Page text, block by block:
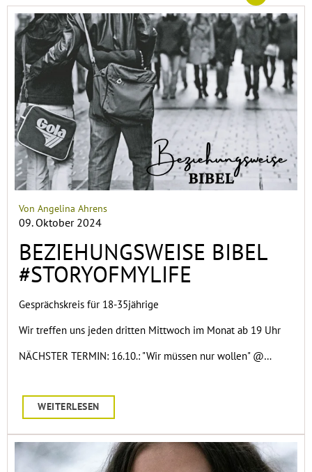
Von Angelina Ahrens
09. Oktober 2024
BEZIEHUNGSWEISE BIBEL
#STORYOFMYLIFE
Gesprächskreis für 18-35jährige
Wir treffen uns jeden dritten Mittwoch im Monat ab 19 Uhr
NÄCHSTER TERMIN: 16.10.: "Wir müssen nur wollen" @…
WEITERLESEN